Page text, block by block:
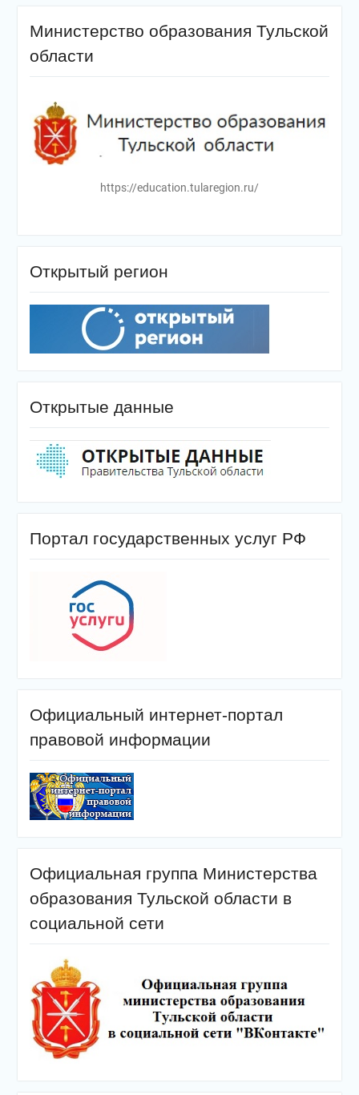
Министерство образования Тульской
области
https://education.tularegion.ru/
Открытый регион
Открытые данные
Портал государственных услуг РФ
Официальный интернет-портал
правовой информации
Официальная группа Министерства
образования Тульской области в
социальной сети